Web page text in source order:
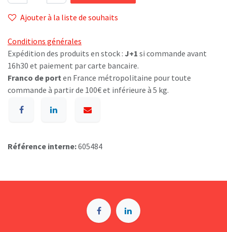
Ajouter à la liste de souhaits
Conditions générales
Expédition des produits en stock : J+1 si commande avant
16h30 et paiement par carte bancaire.
Franco de port en France métropolitaine pour toute
commande à partir de 100€ et inférieure à 5 kg.
Référence interne:605484